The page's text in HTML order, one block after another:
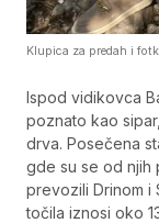
Klupica za predah i
Ispod vidikovca
poznato kao
drva. Posečena
gde su se od njih
prevozili Drinom i
točila iznosi oko